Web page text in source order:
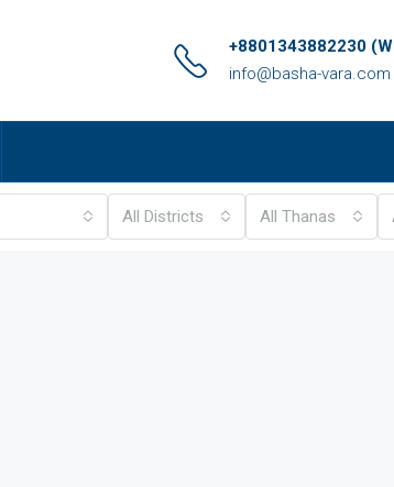
+8801343882230
info@basha-vara.com
All Districts All Thanas